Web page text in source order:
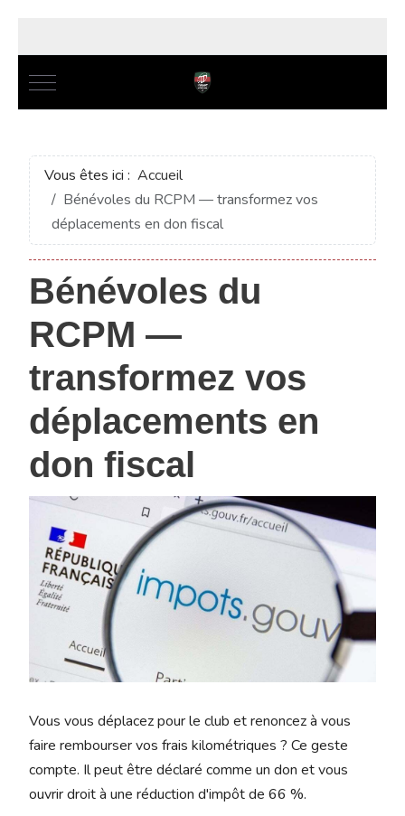
Mobile Menu Toggle
Vous êtes ici : Accueil
Bénévoles du RCPM — transformez vos
déplacements en don fiscal
Bénévoles du
RCPM —
transformez vos
déplacements en
don fiscal
Vous vous déplacez pour le club et renoncez à vous
faire rembourser vos frais kilométriques ? Ce geste
compte. Il peut être déclaré comme un don et vous
ouvrir droit à une réduction d'impôt de 66 %.